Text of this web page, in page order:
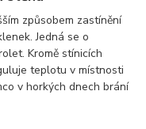
způsobem zastínění
Jedná se o
Kromě stínicích
teplotu v místnosti
v horkých dnech brání